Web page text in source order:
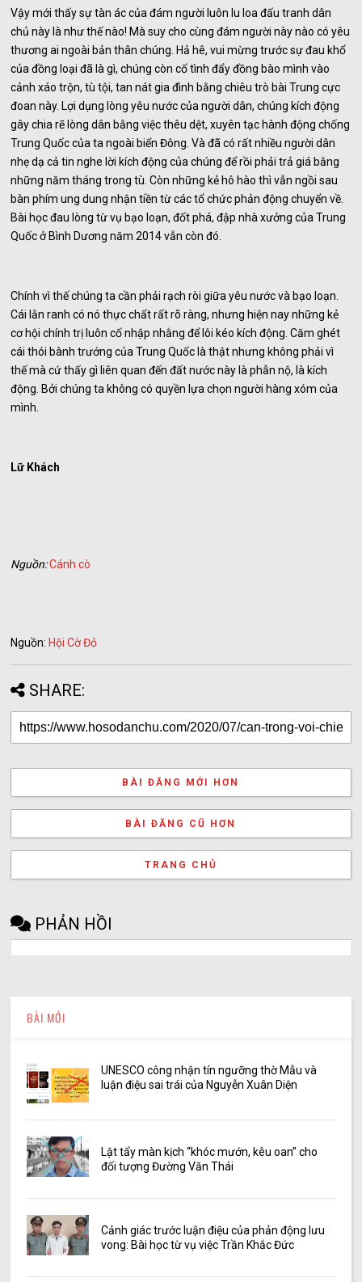
Vậy mới thấy sự tàn ác của đám người luôn lu loa đấu tranh dân
chủ này là như thế nào! Mà suy cho cùng đám người này nào có yêu
thương ai ngoài bản thân chúng. Hả hê, vui mừng trước sự đau khổ
của đồng loại đã là gì, chúng còn cố tình đẩy đồng bào mình vào
cảnh xáo trộn, tù tội, tan nát gia đình bằng chiêu trò bài Trung cực
đoan này. Lợi dụng lòng yêu nước của người dân, chúng kích động
gây chia rẽ lòng dân bằng việc thêu dệt, xuyên tạc hành động chống
Trung Quốc của ta ngoài biển Đông. Và đã có rất nhiều người dân
nhẹ dạ cả tin nghe lời kích động của chúng để rồi phải trả giá bằng
những năm tháng trong tù. Còn những kẻ hô hào thì vẫn ngồi sau
bàn phím ung dung nhận tiền từ các tổ chức phản động chuyển về.
Bài học đau lòng từ vụ bạo loạn, đốt phá, đập nhà xưởng của Trung
Quốc ở Bình Dương năm 2014 vẫn còn đó.
Chính vì thế chúng ta cần phải rạch ròi giữa yêu nước và bạo loạn.
Cái lằn ranh có nó thực chất rất rõ ràng, nhưng hiện nay những kẻ
cơ hội chính trị luôn cố nhập nhằng để lôi kéo kích động. Căm ghét
cái thói bành trướng của Trung Quốc là thật nhưng không phải vì
thế mà cứ thấy gì liên quan đến đất nước này là phẫn nộ, là kích
động. Bởi chúng ta không có quyền lựa chọn người hàng xóm của
mình.
Lữ Khách
Nguồn:Cánh cò
Nguồn: Hội Cờ Đỏ
SHARE:
BÀI ĐĂNG MỚI HƠN
BÀI ĐĂNG CŨ HƠN
TRANG CHỦ
PHẢN HỒI
BÀI MỚI
UNESCO công nhận tín ngưỡng thờ Mẫu và
luận điệu sai trái của Nguyễn Xuân Diện
Lật tẩy màn kịch “khóc mướn, kêu oan” cho
đối tượng Đường Văn Thái
Cảnh giác trước luận điệu của phản động lưu
vong: Bài học từ vụ việc Trần Khắc Đức